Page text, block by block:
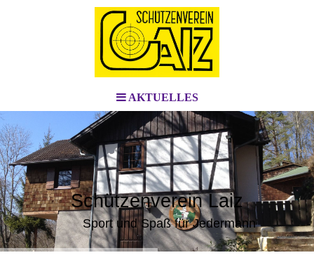
AKTUELLES
Schützenverein Laiz
Sport und Spaß für Jedermann